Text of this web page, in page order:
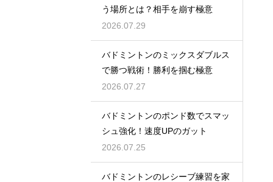
う場所とは？相手を崩す極意
2026.07.29
バドミントンのミックスダブルス
で勝つ戦術！勝利を掴む極意
2026.07.27
バドミントンのポンド数でスマッ
シュ強化！速度UPのガット
2026.07.25
バドミントンのレシーブ練習を家